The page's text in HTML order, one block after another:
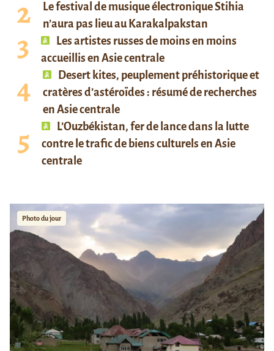
Le festival de musique électronique Stihia
n’aura pas lieu au Karakalpakstan
Les artistes russes de moins en moins
accueillis en Asie centrale
Desert kites, peuplement préhistorique et
cratères d’astéroïdes : résumé de recherches
en Asie centrale
L’Ouzbékistan, fer de lance dans la lutte
contre le trafic de biens culturels en Asie
centrale
Photo du jour